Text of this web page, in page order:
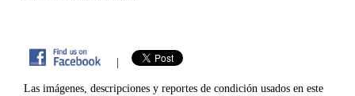
|
Las imágenes, descripciones y reportes de condición usados en este